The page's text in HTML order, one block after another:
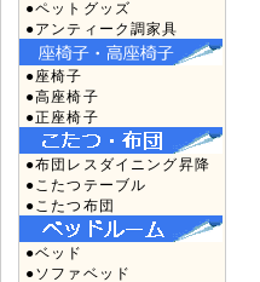
●ペットグッズ
●アンティーク調家具
●座椅子
●高座椅子
●正座椅子
●布団レスダイニング昇降
●こたつテーブル
●こたつ布団
●ベッド
●ソファベッド